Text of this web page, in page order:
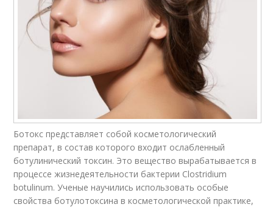
Ботокс представляет собой кос­ме­то­ло­гический
препарат, в состав которого входит ослабленный
ботулинический токсин. Это ве­щес­тво вырабатывается в
про­цес­се жизнедеятельности бактерии Clostridium
botulinum. Ученые научились использовать особые
свойства ботулотоксина в кос­ме­тологической практике,